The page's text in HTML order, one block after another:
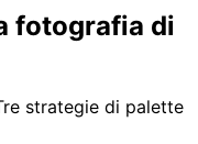
fotografia di
strategie di palette